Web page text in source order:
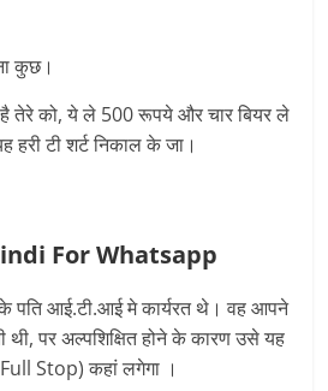
कुछ।
तेरे को, ये ले 500 रूपये और चार बियर ले
हरी टी शर्ट निकाल के जा।
For Whatsapp
पति आई.टी.आई मे कार्यरत थे। वह आपने
थी, पर अल्पशिक्षित होने के कारण उसे यह
(Full Stop) कहां लगेगा ।